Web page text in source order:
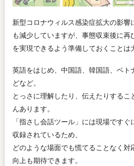
新型コロナウィルス感染症拡大の影響
も減少していますが、事態収束後に再
を実現できるよう準備しておくことは
英語をはじめ、中国語、韓国語、ベ
どなど。
とっさに理解したり、伝えたりするこ
んあります。
「指さし会話ツール」には現場です
収録されているため、
どのような場面でも慌てることなく
向上も期待できます。